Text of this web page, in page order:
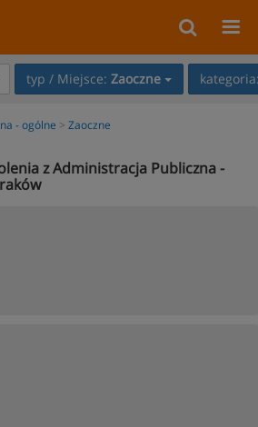
typ / Miejsce: Zaoczne
- ogólne Zaoczne
z Administracja Publiczna -